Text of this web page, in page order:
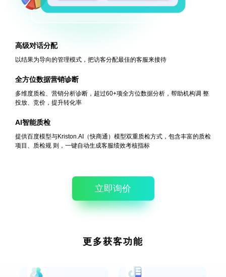
高级对话分配
以结果为导向的管理模式，把访客分配最佳的客服来接待
全方位数据营销诊断
多维度质检、营销分析诊断，超过60+项全方位数据分析，帮助机构调 整
投放、竞价，提升转化率
AI智能质检
提供百度模型与Kriston.AI（快商通）模型双重质检方式，包含丰富的质检
项目、质检规 则，一键自动生成客服绩效考核指标
立即询价
更多获客功能